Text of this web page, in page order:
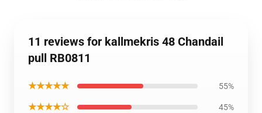
11 reviews for kallmekris 48 Chandail
pull RB0811
★★★★★ 55%
★★★★☆ 45%